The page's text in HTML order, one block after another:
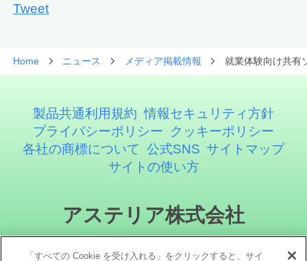
Tweet
Home ニュース メディア掲載情報 就業体験向け共有
製品共通利用規約 情報セキュリティ方針
プライバシーポリシー
クッキーポリシー
各社の商標について 公式SNS サイトマップ
サイトの使い方
アステリア株式会社
「すべての Cookie を受け入れる」をクリックすると、サイ